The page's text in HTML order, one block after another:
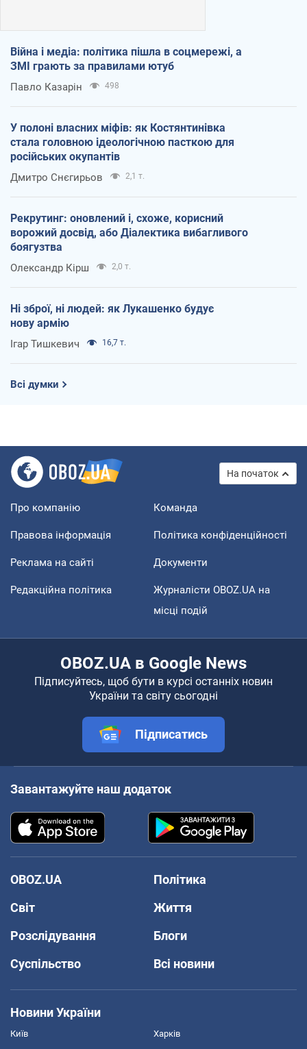
Війна і медіа: політика пішла в соцмережі, а
ЗМІ грають за правилами ютуб
Павло Казарін 498
У полоні власних міфів: як Костянтинівка
стала головною ідеологічною пасткою для
російських окупантів
Дмитро Снєгирьов 2,1 т.
Рекрутинг: оновлений і, схоже, корисний
ворожий досвід, або Діалектика вибагливого
боягузтва
Олександр Кірш 2,0 т.
Ні зброї, ні людей: як Лукашенко будує
нову армію
Ігар Тишкевич 16,7 т.
Всі думки
На початок
Про компанію Команда
Правова інформація Політика конфіденційності
Реклама на сайті Документи
Редакційна політика
Журналісти OBOZ.UA на
місці подій
OBOZ.UA в Google News
Підписуйтесь, щоб бути в курсі останніх новин
України та світу сьогодні
Підписатись
Завантажуйте наш додаток
OBOZ.UA
Політика
Світ
Життя
Розслідування
Блоги
Суспільство
Всі новини
Новини України
Київ Харків